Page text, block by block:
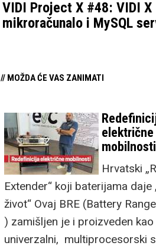
VIDI Project X #48: VIDI X
mikroračunalo i MySQL
// MOŽDA ĆE VAS ZANIMATI
električne
mobilnosti
Hrvatski
Extender“ koji baterijama daje
život“ Ovaj BRE (Battery
) zamišljen je i proizveden kao
univerzalni, multiprocesorski